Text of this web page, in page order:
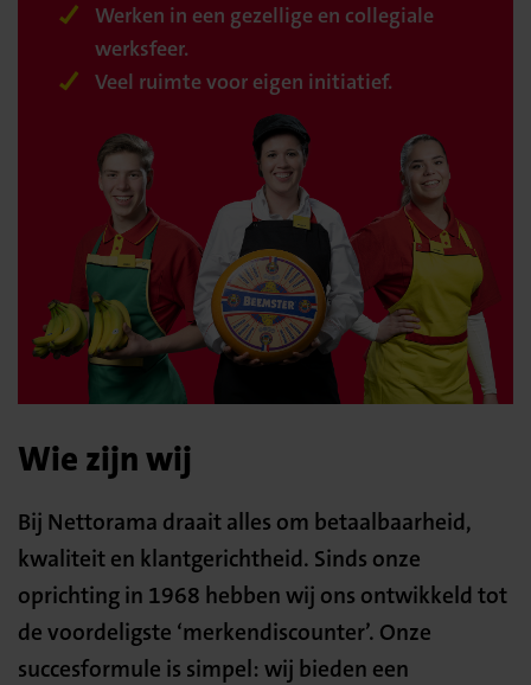
Werken in een gezellige en collegiale
werksfeer.
Veel ruimte voor eigen initiatief.
Wie zijn wij
Bij Nettorama draait alles om betaalbaarheid,
kwaliteit en klantgerichtheid. Sinds onze
oprichting in 1968 hebben wij ons ontwikkeld tot
de voordeligste ‘merkendiscounter’. Onze
succesformule is simpel: wij bieden een